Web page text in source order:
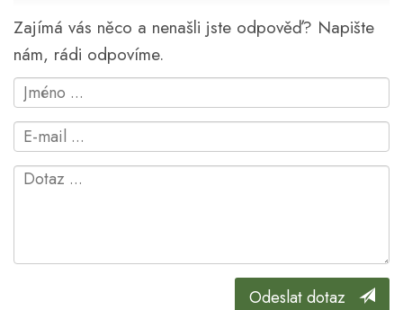
Zajímá vás něco a nenašli jste odpověď? Napište
nám, rádi odpovíme.
Odeslat dotaz